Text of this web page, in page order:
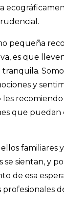
pequeña
es que
y
les
que puedan
familiares
se sientan, y
de esa
profesionales